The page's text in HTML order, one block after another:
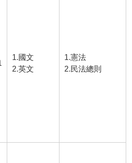
1.國文
2.英文
1.憲法
2.民法總則